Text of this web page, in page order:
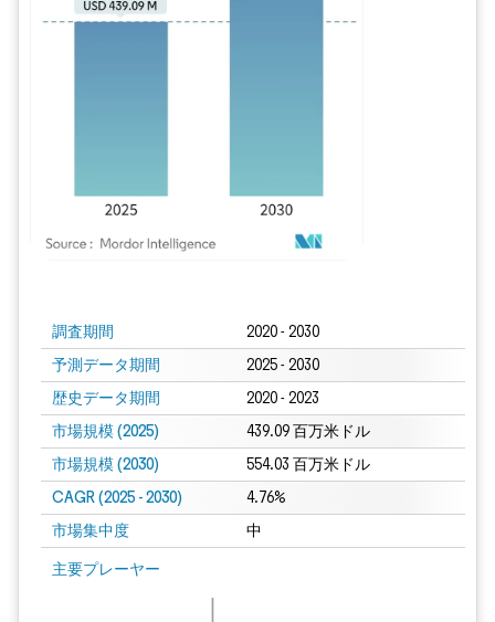
調査期間 2020 - 2030
予測データ期間 2025 - 2030
歴史データ期間 2020 - 2023
市場規模 (2025) 439.09 百万米ドル
市場規模 (2030) 554.03 百万米ドル
CAGR (2025 - 2030) 4.76%
市場集中度 中
主要プレーヤー